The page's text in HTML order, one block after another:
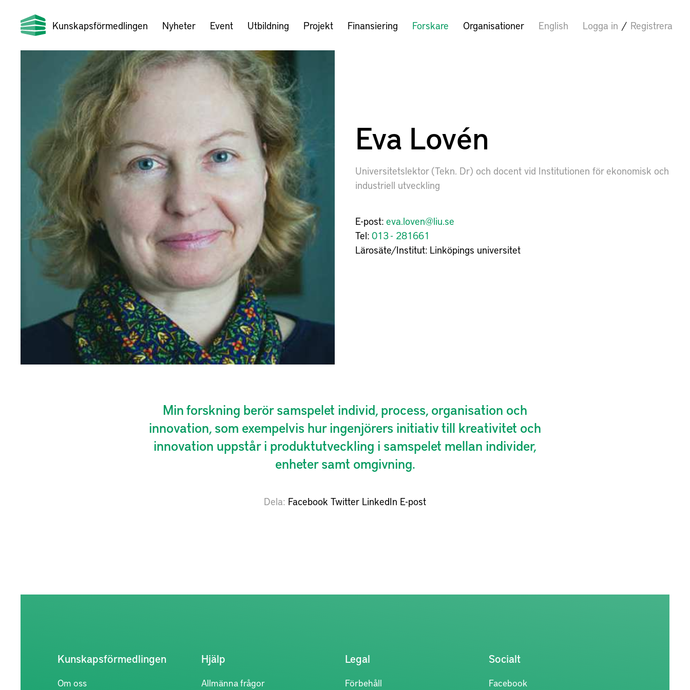
Kunskapsförmedlingen Nyheter Event Utbildning Projekt Finansiering Forskare Organisationer English Logga in / Registrera
Eva Lovén
Universitetslektor (Tekn. Dr) och docent vid Institutionen för ekonomisk och
industriell utveckling
E-post:eva.loven@liu.se
Tel:013 - 281661
Lärosäte/Institut: Linköpings universitet
Min forskning berör samspelet individ, process, organisation och
innovation, som exempelvis hur ingenjörers initiativ till kreativitet och
innovation uppstår i produktutveckling i samspelet mellan individer,
enheter samt omgivning.
Dela Facebook Twitter LinkedIn E-post
Kunskapsförmedlingen
Om oss
Hjälp
Allmänna frågor
Legal
Förbehåll
Socialt
Facebook